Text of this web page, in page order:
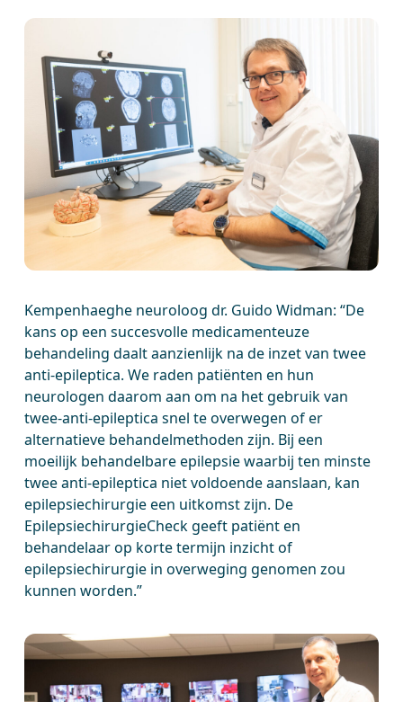
Kempenhaeghe neuroloog dr. Guido Widman: “De
kans op een succesvolle medicamenteuze
behandeling daalt aanzienlijk na de inzet van twee
anti-epileptica. We raden patiënten en hun
neurologen daarom aan om na het gebruik van
twee-anti-epileptica snel te overwegen of er
alternatieve behandelmethoden zijn. Bij een
moeilijk behandelbare epilepsie waarbij ten minste
twee anti-epileptica niet voldoende aanslaan, kan
epilepsiechirurgie een uitkomst zijn. De
EpilepsiechirurgieCheck geeft patiënt en
behandelaar op korte termijn inzicht of
epilepsiechirurgie in overweging genomen zou
kunnen worden.”